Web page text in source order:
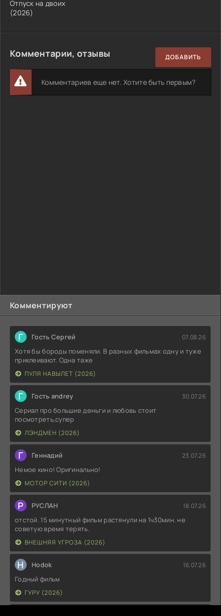
Комментируют
Г Гость Сергей 07.08.26
Хотя бы бороды поменяли. В разных фильмах одну и туже
приклеивают. Одна таже
ПУЛЯ НАВЫЛЕТ (2026)
Г Гость andrey 30.07.26
Сериал про большие деньги и любовь стоит
посмотреть,супер
ЛЭНДМЕН (2026)
Г Геннадий 23.07.26
Немое кино! Оригинально!
МОТОР СИТИ (2026)
Р РУСЛАН 18.07.26
отстой. 15 минутный фильм растянули на 1ч30мин. не
советую время терять.
ВНЕШНЯЯ УГРОЗА (2026)
H Hodok 16.07.26
Годный фильм
ГУРУ (2026)
Отпуск на двоих
(2026)
Комментарии, отзывы ДОБАВИТЬ
Комментариев еще нет. Хотите быть первым?